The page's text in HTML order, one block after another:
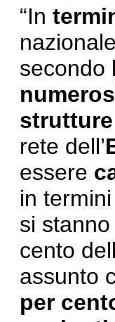
“In
secondo
rete dell’
essere
in
si
cento
assunto
per